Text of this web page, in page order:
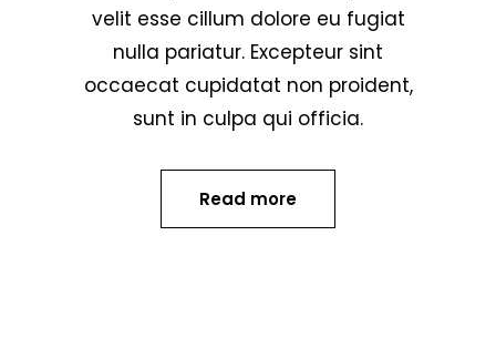
velit esse cillum dolore eu fugiat
nulla pariatur. Excepteur sint
occaecat cupidatat non proident,
sunt in culpa qui officia.
Read more